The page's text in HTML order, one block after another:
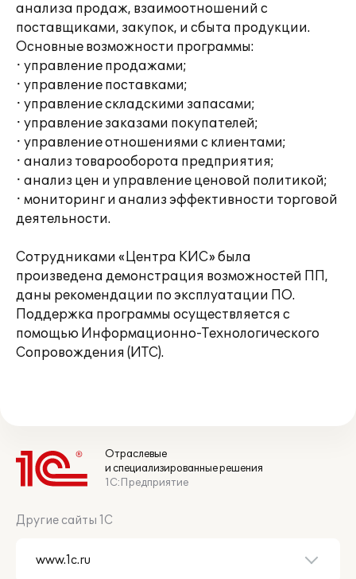
анализа продаж, взаимоотношений с
поставщиками, закупок, и сбыта продукции.
Основные возможности программы:
· управление продажами;
· управление поставками;
· управление складскими запасами;
· управление заказами покупателей;
· управление отношениями с клиентами;
· анализ товарооборота предприятия;
· анализ цен и управление ценовой политикой;
· мониторинг и анализ эффективности торговой
деятельности.
Сотрудниками «Центра КИС» была
произведена демонстрация возможностей ПП,
даны рекомендации по эксплуатации ПО.
Поддержка программы осуществляется с
помощью Информационно-Технологического
Сопровождения (ИТС).
Отраслевые
и специализированные решения
1С:Предприятие
Другие сайты 1С